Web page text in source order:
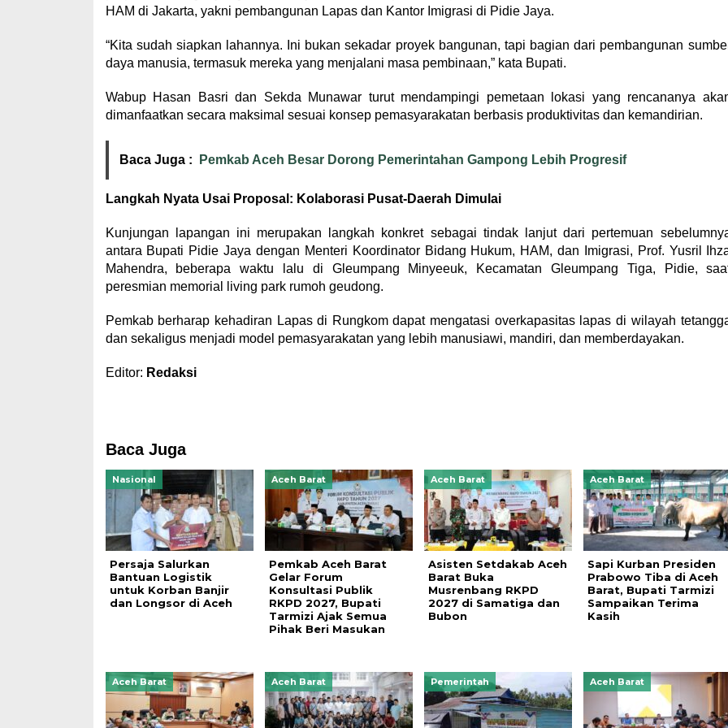
HAM di Jakarta, yakni pembangunan Lapas dan Kantor Imigrasi di Pidie Jaya.
“Kita sudah siapkan lahannya. Ini bukan sekadar proyek bangunan, tapi bagian dari pembangunan
daya manusia, termasuk mereka yang menjalani masa pembinaan,” kata Bupati.
Wabup Hasan Basri dan Sekda Munawar turut mendampingi pemetaan lokasi yang rencananya
dimanfaatkan secara maksimal sesuai konsep pemasyarakatan berbasis produktivitas dan kemandirian.
Baca Juga : Pemkab Aceh Besar Dorong Pemerintahan Gampong Lebih Progresif
Langkah Nyata Usai Proposal: Kolaborasi Pusat-Daerah Dimulai
Kunjungan lapangan ini merupakan langkah konkret sebagai tindak lanjut dari pertemuan
antara Bupati Pidie Jaya dengan Menteri Koordinator Bidang Hukum, HAM, dan Imigrasi, Prof. Yusril
Mahendra, beberapa waktu lalu di Gleumpang Minyeeuk, Kecamatan Gleumpang Tiga, Pidie,
peresmian memorial living park rumoh geudong.
Pemkab berharap kehadiran Lapas di Rungkom dapat mengatasi overkapasitas lapas di wilayah
dan sekaligus menjadi model pemasyarakatan yang lebih manusiawi, mandiri, dan memberdayakan.
Editor: Redaksi
Baca Juga
Nasional
Persaja Salurkan
Bantuan Logistik
untuk Korban Banjir
dan Longsor di Aceh
Aceh Barat
Pemkab Aceh Barat
Gelar Forum
Konsultasi Publik
RKPD 2027, Bupati
Tarmizi Ajak Semua
Pihak Beri Masukan
Aceh Barat
Asisten Setdakab Aceh
Barat Buka
Musrenbang RKPD
2027 di Samatiga dan
Bubon
Aceh Barat
Sapi Kurban Presiden
Prabowo Tiba di Aceh
Barat, Bupati Tarmizi
Sampaikan Terima
Kasih
Aceh Barat Aceh Barat Pemerintah Aceh Barat